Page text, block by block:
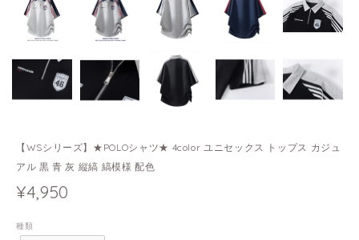
【WSシリーズ】★POLOシャツ★ 4color ユニセックス トップス カジュ
アル 黒 青 灰 縦縞 縞模様 配色
¥4,950
種類